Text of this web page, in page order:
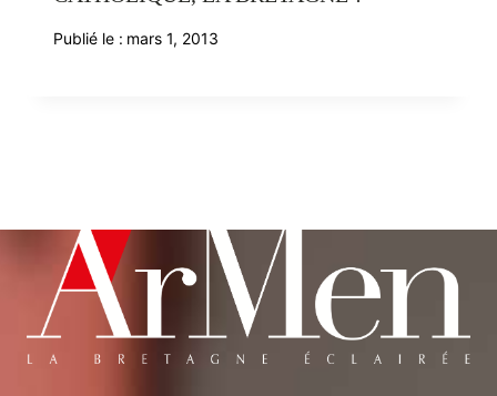
Publié le : mars 1, 2013